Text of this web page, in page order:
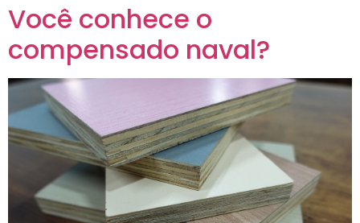
Você conhece o
compensado naval?